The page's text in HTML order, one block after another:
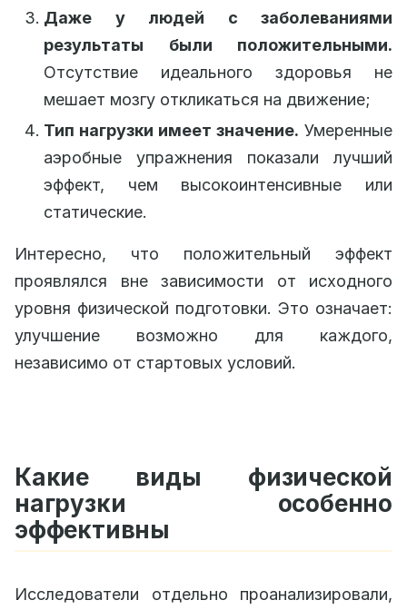
Даже у людей с заболеваниями
результаты были положительными.
Отсутствие идеального здоровья не
мешает мозгу откликаться на движение;
Тип нагрузки имеет значение. Умеренные
аэробные упражнения показали лучший
эффект, чем высокоинтенсивные или
статические.
Интересно, что положительный эффект
проявлялся вне зависимости от исходного
уровня физической подготовки. Это означает:
улучшение возможно для каждого,
независимо от стартовых условий.
Какие виды физической
нагрузки особенно
эффективны
Исследователи отдельно проанализировали,